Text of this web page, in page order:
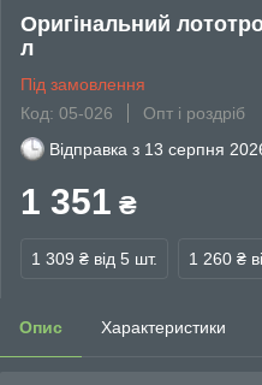
Оригінальний
л
Під замовлення
Код: 05-026
Опт і роздріб
Відправка з 13 серпня
1 351 ₴
1 309 ₴ від 5 шт. 1 260 ₴
Опис Характеристики